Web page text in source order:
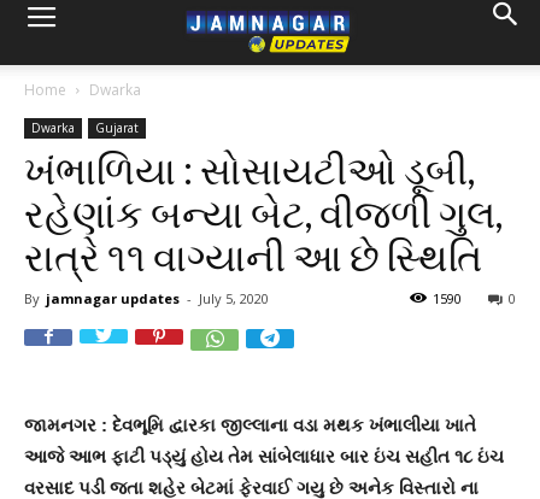
Home Dwarka
Dwarka Gujarat
ખંભાળિયા : સોસાયટીઓ ડૂબી,
રહેણાંક બન્યા બેટ, વીજળી ગુલ,
રાત્રે ૧૧ વાગ્યાની આ છે સ્થિતિ
By jamnagar updates - July 5, 2020 0
1590
જામનગર : દેવભૂમિ દ્વારકા જીલ્લાના વડા મથક ખંભાલીયા ખાતે
આજે આભ ફાટી પડ્યું હોય તેમ સાંબેલાધાર બાર ઇંચ સહીત ૧૮ ઇંચ
વરસાદ પડી જતા શહેર બેટમાં ફેરવાઈ ગયુ છે અનેક વિસ્તારો ના